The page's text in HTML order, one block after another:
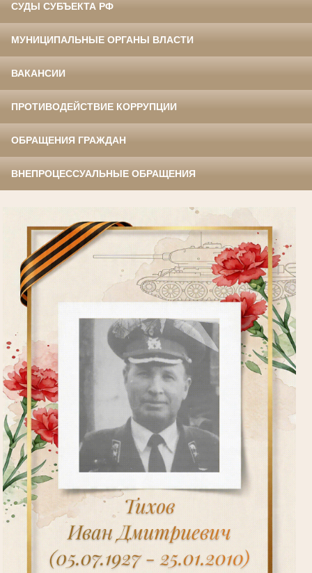
СУДЫ СУБЪЕКТА РФ
МУНИЦИПАЛЬНЫЕ ОРГАНЫ ВЛАСТИ
ВАКАНСИИ
ПРОТИВОДЕЙСТВИЕ КОРРУПЦИИ
ОБРАЩЕНИЯ ГРАЖДАН
ВНЕПРОЦЕССУАЛЬНЫЕ ОБРАЩЕНИЯ